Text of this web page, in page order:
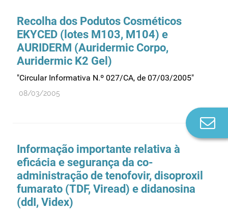
Recolha dos Podutos Cosméticos
EKYCED (lotes M103, M104) e
AURIDERM (Auridermic Corpo,
Auridermic K2 Gel)
"Circular Informativa N.º 027/CA, de 07/03/2005"
08/03/2005
Informação importante relativa à
eficácia e segurança da co-
administração de tenofovir, disoproxil
fumarato (TDF, Viread) e didanosina
(ddI, Videx)